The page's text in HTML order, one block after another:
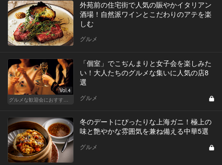
外苑前の住宅街で人気の賑やかイタリアン
酒場！自然派ワインとこだわりのアテを楽
しむ
グルメ
Vol.4
「個室」でこぢんまりと女子会を楽しみた
い！大人たちのグルメな集いに人気の店8
選
グルメ
冬のデートにぴったりな上海ガニ！極上の
味と艶やかな雰囲気を兼ね備える中華5選
グルメ